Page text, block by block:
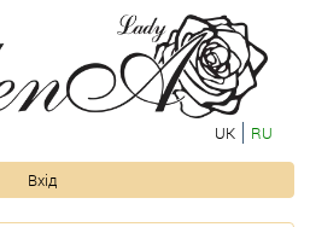
UK RU
Вхід